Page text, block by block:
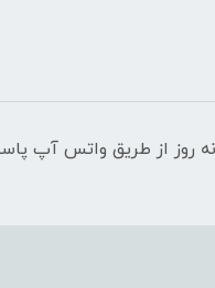
ساعت شبانه‌ روز از طریق واتس